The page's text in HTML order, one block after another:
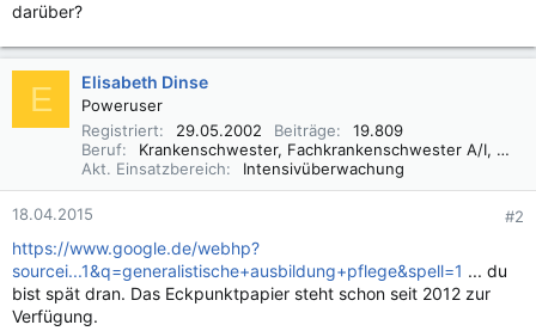
darüber?
E Elisabeth Dinse
Poweruser
Registriert
29.05.2002 Beiträge
19.809
Beruf
Krankenschwester, Fachkrankenschwester A/I, Praxisbegleiter Basale Stimulation
Akt. Einsatzbereich
Intensivüberwachung
18.04.2015 #2
https://www.google.de/webhp?
sourcei...1&q=generalistische+ausbildung+pflege&spell=1 ... du
bist spät dran. Das Eckpunktpapier steht schon seit 2012 zur
Verfügung.